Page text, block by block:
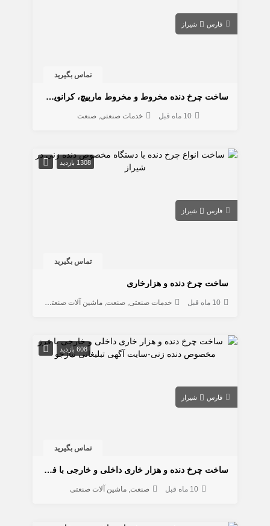
فارس شیراز
تماس بگیرید
ساخت چرخ دنده مخروط و مخروط مارپیچ، کرانویل و پینیون
10 ماه قبل خدمات صنعتی صنعت
1308 بازدید
فارس شیراز
تماس بگیرید
ساخت چرخ دنده و هزارخاری
10 ماه قبل خدمات صنعتی صنعت ماشین آلات صنعتی
608 بازدید
فارس شیراز
تماس بگیرید
ساخت چرخ دنده و هزار خاری داخلی و خارجی با فرز مخصوص دنده زنی
10 ماه قبل صنعت ماشین آلات صنعتی